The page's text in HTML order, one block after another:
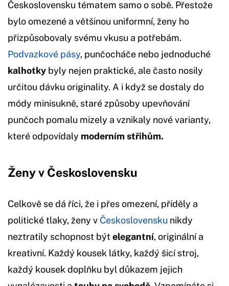
Československu tématem samo o sobě. Přestože
bylo omezené a většinou uniformní, ženy ho
přizpůsobovaly svému vkusu a potřebám.
Podvazkové pásy, punčocháče nebo jednoduché
kalhotky byly nejen praktické, ale často nosily
určitou dávku originality. A i když se dostaly do
módy minisukně, staré způsoby upevňování
punčoch pomalu mizely a vznikaly nové varianty,
které odpovídaly moderním střihům.
Ženy v Československu
Celkově se dá říci, že i přes omezení, příděly a
politické tlaky, ženy v Československu nikdy
neztratily schopnost býtelegantní, originální a
kreativní. Každý kousek látky, každý šicí stroj,
každý kousek doplňku byl důkazem jejich